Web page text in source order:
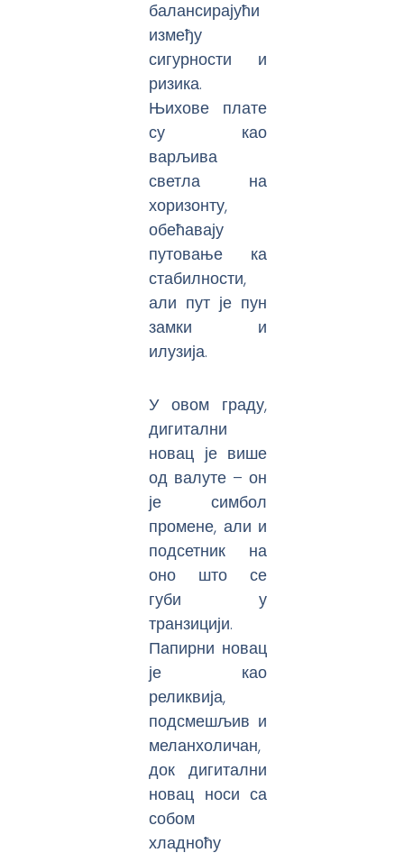
балансирајући
између
сигурности и
ризика.
Њихове плате
су као
варљива
светла на
хоризонту,
обећавају
путовање ка
стабилности,
али пут је пун
замки и
илузија.
У овом граду,
дигитални
новац је више
од валуте – он
је симбол
промене, али и
подсетник на
оно што се
губи у
транзицији.
Папирни новац
је као
реликвија,
подсмешљив и
меланхоличан,
док дигитални
новац носи са
собом
хладноћу